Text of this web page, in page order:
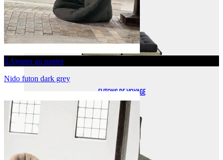
FUTONS DE VOYAGE
Ajouter au panier
Nido futon dark grey